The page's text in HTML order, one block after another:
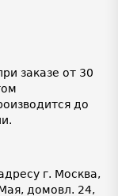
заказе от 30
до
г. Москва,
домовл. 24,